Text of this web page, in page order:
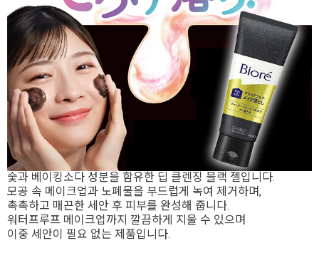
숯과 베이킹소다 성분을 함유한 딥 클렌징 블랙 젤입니다.
모공 속 메이크업과 노폐물을 부드럽게 녹여 제거하며,
촉촉하고 매끈한 세안 후 피부를 완성해 줍니다.
워터프루프 메이크업까지 깔끔하게 지울 수 있으며
이중 세안이 필요 없는 제품입니다.